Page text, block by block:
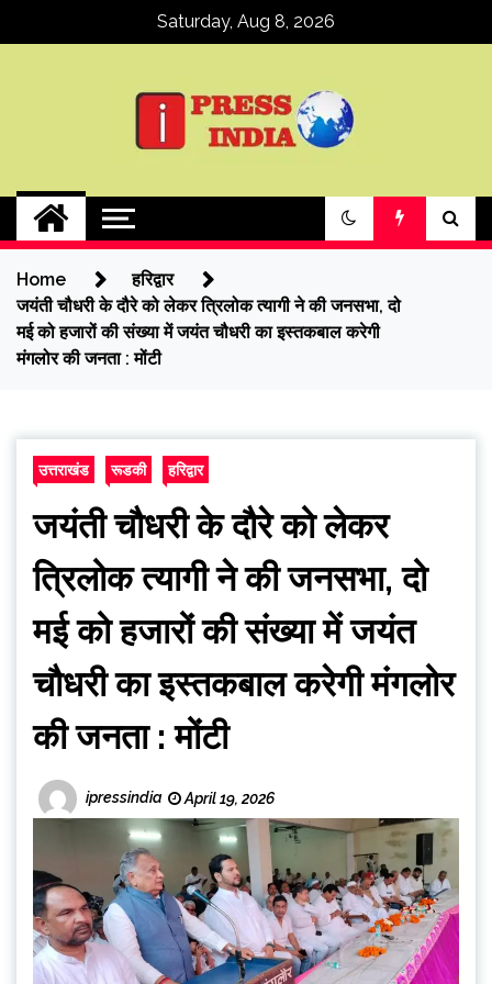
Saturday, Aug 8, 2026
ipressindia
Home
हरिद्वार
जयंती चौधरी के दौरे को लेकर त्रिलोक त्यागी ने की जनसभा, दो
मई को हजारों की संख्या में जयंत चौधरी का इस्तकबाल करेगी
मंगलोर की जनता : मोंटी
उत्तराखंड रूडकी हरिद्वार
जयंती चौधरी के दौरे को लेकर
त्रिलोक त्यागी ने की जनसभा, दो
मई को हजारों की संख्या में जयंत
चौधरी का इस्तकबाल करेगी मंगलोर
की जनता : मोंटी
ipressindia April 19, 2026